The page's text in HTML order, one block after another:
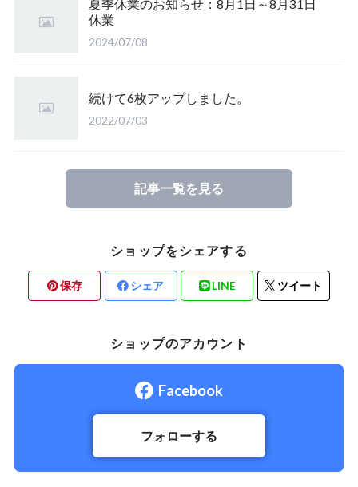
夏季休業のお知らせ：8月1日～8月31日
休業
2024/07/08
続けて6枚アップしました。
2022/07/03
記事一覧を見る
ショップをシェアする
保存 シェア LINE ツイート
ショップのアカウント
Facebook
フォローする